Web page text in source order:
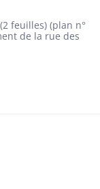
feuilles) (plan n°
de la rue des